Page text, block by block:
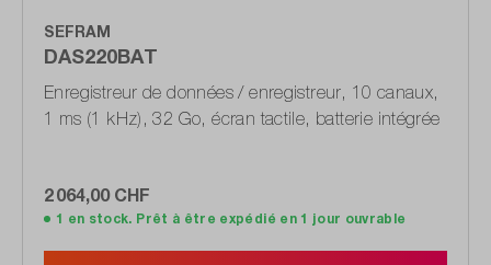
SEFRAM
DAS220BAT
Enregistreur de données / enregistreur, 10 canaux,
1 ms (1 kHz), 32 Go, écran tactile, batterie intégrée
2 064,00 CHF
1 en stock. Prêt à être expédié en 1 jour ouvrable